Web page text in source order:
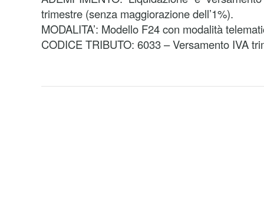
trimestre (senza maggiorazione dell’1%).
MODALITA’: Modello F24 con modalità
CODICE TRIBUTO: 6033 – Versamento IVA